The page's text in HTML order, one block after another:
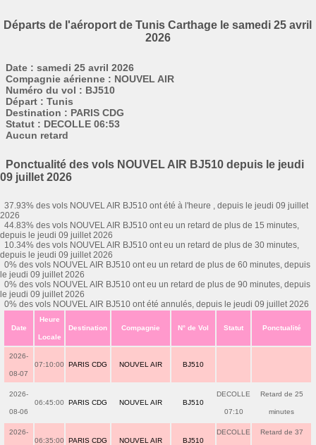
Départs de l'aéroport de Tunis Carthage le samedi 25 avril
2026
Date : samedi 25 avril 2026
Compagnie aérienne : NOUVEL AIR
Numéro du vol : BJ510
Départ : Tunis
Destination : PARIS CDG
Statut : DECOLLE 06:53
Aucun retard
Ponctualité des vols NOUVEL AIR BJ510 depuis le jeudi
09 juillet 2026
37.93% des vols NOUVEL AIR BJ510 ont été à l'heure , depuis le jeudi 09 juillet
2026
44.83% des vols NOUVEL AIR BJ510 ont eu un retard de plus de 15 minutes,
depuis le jeudi 09 juillet 2026
10.34% des vols NOUVEL AIR BJ510 ont eu un retard de plus de 30 minutes,
depuis le jeudi 09 juillet 2026
0% des vols NOUVEL AIR BJ510 ont eu un retard de plus de 60 minutes, depuis
le jeudi 09 juillet 2026
0% des vols NOUVEL AIR BJ510 ont eu un retard de plus de 90 minutes, depuis
le jeudi 09 juillet 2026
0% des vols NOUVEL AIR BJ510 ont été annulés, depuis le jeudi 09 juillet 2026
Date
Heure
Locale
Destination Compagnie N° de Vol Statut Ponctualité
2026-
08-07
07:10:00 PARIS CDG NOUVEL AIR BJ510
2026-
08-06
06:45:00 PARIS CDG NOUVEL AIR BJ510
DECOLLE
07:10
Retard de 25
minutes
2026-
06:35:00 PARIS CDG NOUVEL AIR BJ510
DECOLLE Retard de 37